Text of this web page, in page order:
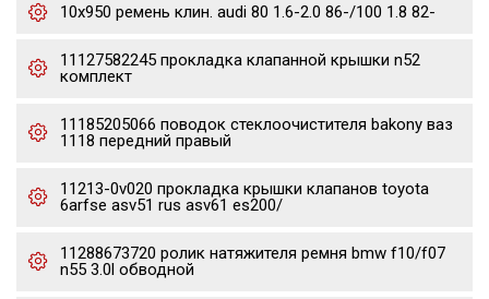
10x950 ремень клин. audi 80 1.6-2.0 86-/100 1.8 82-
11127582245 прокладка клапанной крышки n52
комплект
11185205066 поводок стеклоочистителя bakony ваз
1118 передний правый
11213-0v020 прокладка крышки клапанов toyota
6arfse asv51 rus asv61 es200/
11288673720 ролик натяжителя ремня bmw f10/f07
n55 3.0l обводной